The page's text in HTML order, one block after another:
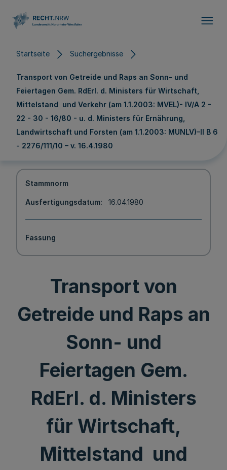
Startseite Suchergebnisse
Transport von Getreide und Raps an Sonn- und
Feiertagen Gem. RdErl. d. Ministers für Wirtschaft,
Mittelstand und Verkehr (am 1.1.2003: MVEL)- IV/A 2 -
22 - 30 - 16/80 - u. d. Ministers für Ernährung,
Landwirtschaft und Forsten (am 1.1.2003: MUNLV)–II B 6
- 2276/111/10 – v. 16.4.1980
Stammnorm
Ausfertigungsdatum 16.04.1980
Fassung
Transport von
Getreide und Raps an
Sonn- und
Feiertagen Gem.
RdErl. d. Ministers
für Wirtschaft,
Mittelstand und